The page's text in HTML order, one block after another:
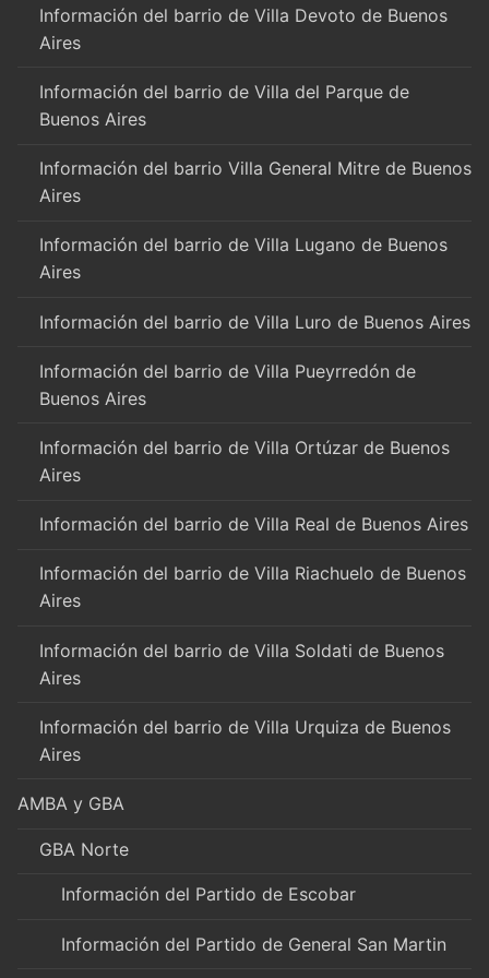
Información del barrio de Villa Devoto de Buenos
Aires
Información del barrio de Villa del Parque de
Buenos Aires
Información del barrio Villa General Mitre de Buenos
Aires
Información del barrio de Villa Lugano de Buenos
Aires
Información del barrio de Villa Luro de Buenos Aires
Información del barrio de Villa Pueyrredón de
Buenos Aires
Información del barrio de Villa Ortúzar de Buenos
Aires
Información del barrio de Villa Real de Buenos Aires
Información del barrio de Villa Riachuelo de Buenos
Aires
Información del barrio de Villa Soldati de Buenos
Aires
Información del barrio de Villa Urquiza de Buenos
Aires
AMBA y GBA
GBA Norte
Información del Partido de Escobar
Información del Partido de General San Martin